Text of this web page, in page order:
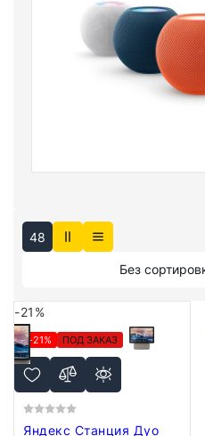
48
Без
-21%
-21% ПОД ЗАКАЗ
Яндекс Станция Дуо